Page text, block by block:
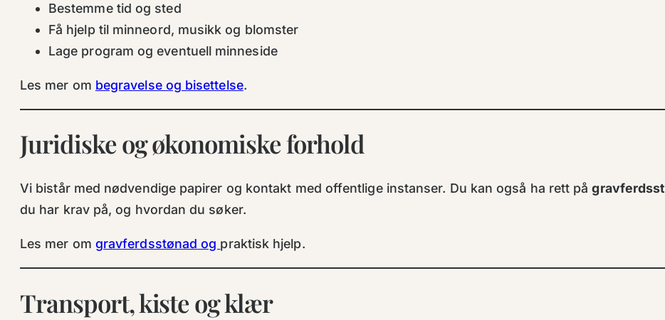
Bestemme tid og sted
Få hjelp til minneord, musikk og blomster
Lage program og eventuell minneside
Les mer om begravelse og bisettelse.
Juridiske og økonomiske forhold
Vi bistår med nødvendige papirer og kontakt med offentlige instanser. Du kan også ha rett på
du har krav på, og hvordan du søker.
Les mer om gravferdsstønad og praktisk hjelp.
Transport, kiste og klær